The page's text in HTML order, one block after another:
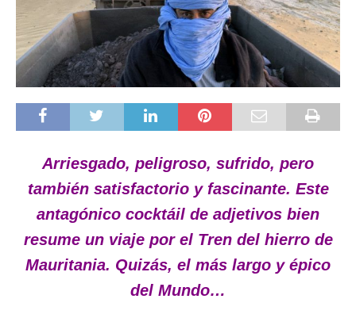
Arriesgado, peligroso, sufrido, pero
también satisfactorio y fascinante. Este
antagónico cocktáil de adjetivos bien
resume un viaje por el Tren del hierro de
Mauritania. Quizás, el más largo y épico
del Mundo…